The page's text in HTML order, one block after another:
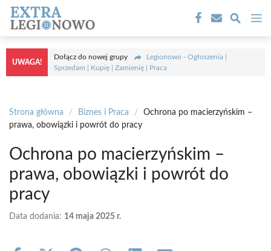
Przejdź
treści
UWAGA!
Dołącz do nowej grupy
Legionowo - Ogłoszenia |
Sprzedam | Kupię | Zamienię | Praca
Strona główna / Biznes i Praca /
Ochrona po macierzyńskim –
prawa, obowiązki i powrót do pracy
Ochrona po macierzyńskim –
prawa, obowiązki i powrót do
pracy
Data dodania: 14 maja 2025 r.